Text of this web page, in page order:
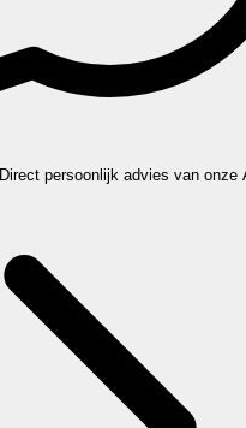
Direct persoonlijk advies van onze